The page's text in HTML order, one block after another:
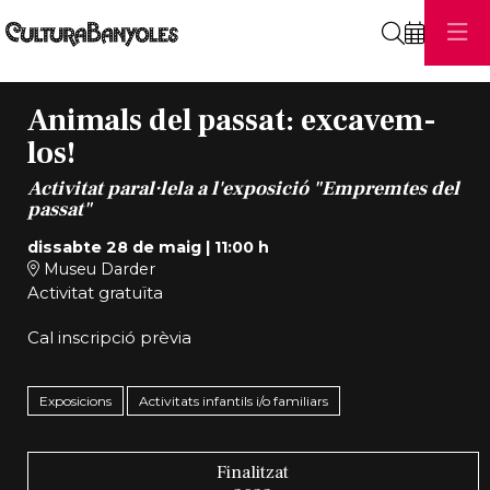
Animals del passat: excavem-
los!
Activitat paral·lela a l'exposició "Empremtes del
passat"
dissabte 28 de maig| 11:00 h
Museu Darder
Activitat gratuïta
Cal inscripció prèvia
Exposicions Activitats infantils i/o familiars
Finalitzat